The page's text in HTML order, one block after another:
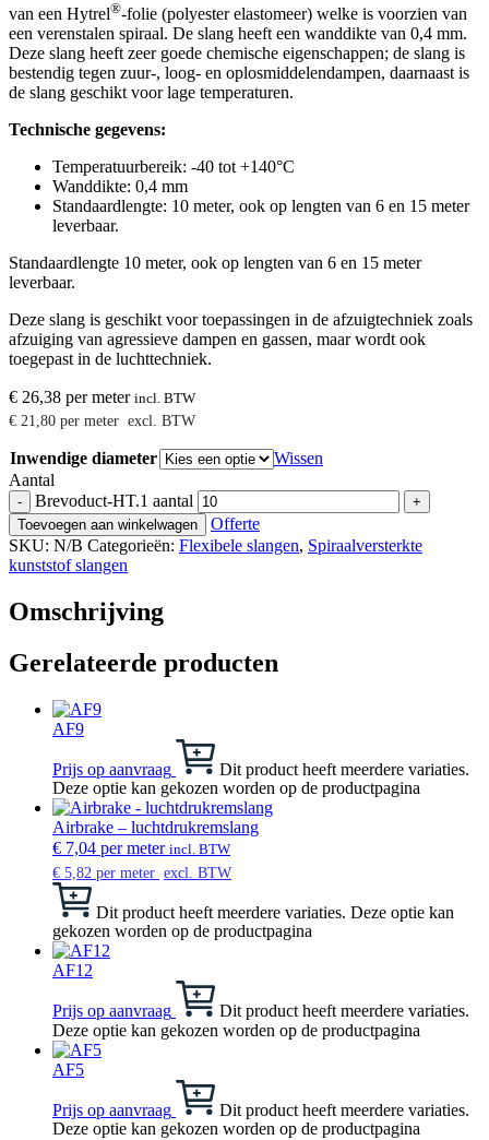
van een Hytrel®-folie (polyester elastomeer) welke is voorzien van
een verenstalen spiraal. De slang heeft een wanddikte van 0,4 mm.
Deze slang heeft zeer goede chemische eigenschappen; de slang is
bestendig tegen zuur-, loog- en oplosmiddelendampen, daarnaast is
de slang geschikt voor lage temperaturen.
Technische gegevens:
Temperatuurbereik: -40 tot +140°C
Wanddikte: 0,4 mm
Standaardlengte: 10 meter, ook op lengten van 6 en 15 meter
leverbaar.
Standaardlengte 10 meter, ook op lengten van 6 en 15 meter
leverbaar.
Deze slang is geschikt voor toepassingen in de afzuigtechniek zoals
afzuiging van agressieve dampen en gassen, maar wordt ook
toegepast in de luchttechniek.
€ 26,38 per meter incl. BTW
€ 21,80 per meter excl. BTW
Inwendige diameter
Wissen
Aantal
- Brevoduct-HT.1 aantal
+
Toevoegen aan winkelwagen
Offerte
SKU: N/B Categorieën: Flexibele slangen, Spiraalversterkte
kunststof slangen
Omschrijving
Gerelateerde producten
AF9
Prijs op aanvraag
Dit product heeft meerdere variaties.
Deze optie kan gekozen worden op de productpagina
Airbrake – luchtdrukremslang
€ 7,04 per meter incl. BTW
€ 5,82 per meter excl. BTW
Dit product heeft meerdere variaties. Deze optie kan
gekozen worden op de productpagina
AF12
Prijs op aanvraag
Dit product heeft meerdere variaties.
Deze optie kan gekozen worden op de productpagina
AF5
Prijs op aanvraag
Dit product heeft meerdere variaties.
Deze optie kan gekozen worden op de productpagina